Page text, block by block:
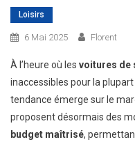
Loisirs
6 Mai 2025 Florent
À l’heure où les voitures de
inaccessibles pour la
tendance émerge sur le
proposent désormais des
budget maîtrisé,